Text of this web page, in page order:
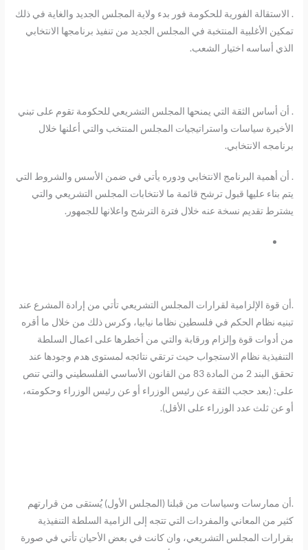
. الاستقالة الفورية للحكومة فور بدء ولاية المجلس الجديد والغاية في ذلك
تمكين الأغلبية المنتخبة في المجلس الجديد من تنفيذ برنامجها الانتخابي
الذي أساسه اختيار الشعب.
. أن أساس الثقة التي يمنحها المجلس التشريعي للحكومة تقوم على تبني
الأخيرة سياسات واستراتيجيات المجلس المنتخب والتي أعلنها خلال
برنامجه الانتخابي.
. أن أهمية البرنامج الانتخابي ودوره يأتي في ضمن الأسس والشروط التي
يتم بناء عليها قبول ترشح قائمة ما لانتخابات المجلس التشريعي والتي
يشترط تقديم نسخة عنه خلال فترة الترشح واعلانها للجمهور.
.أن قوة الإلزامية لقرارات المجلس التشريعي تأتي من إرادة المشرع عند
تبنيه نظام الحكم في فلسطين نظاما نيابيا، وكرس ذلك من خلال ما أقره
من أدوات قوة وإلزام ورقابة والتي من أخطرها على اعمال السلطة
التنفيذية نظام الاستجواب حيث ترتقي نتائجه لمستوى هدم وجودها عند
تحقق البند 2 من المادة 83 من القانون الأساسي الفلسطيني والتي تنص
على: (بعد حجب الثقة عن رئيس الوزراء أو عن رئيس الوزراء وحكومته،
أو عن ثلث عدد الوزراء على الأقل).
.أن ممارسات وسياسات من قبلنا (المجلس الأول) يُستقى من قرارتهم
كثير من المعاني والمفردات التي تتجه إلى الزامية السلطة التنفيذية
بقرارات المجلس التشريعي، وان كانت في بعض الأحيان تأتي في صورة